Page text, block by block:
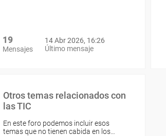
19
Mensajes
14 Abr 2026, 16:26
Último mensaje
Otros temas relacionados con
las TIC
En este foro podemos incluir esos
temas que no tienen cabida en los…